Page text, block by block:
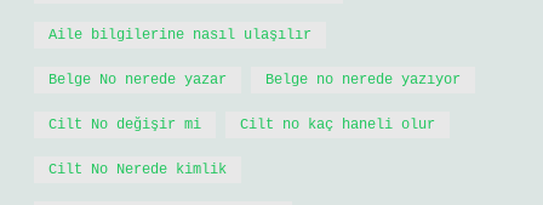
Aile bilgilerine nasıl ulaşılır
Belge No nerede yazar Belge no nerede yazıyor
Cilt No değişir mi Cilt no kaç haneli olur
Cilt No Nerede kimlik